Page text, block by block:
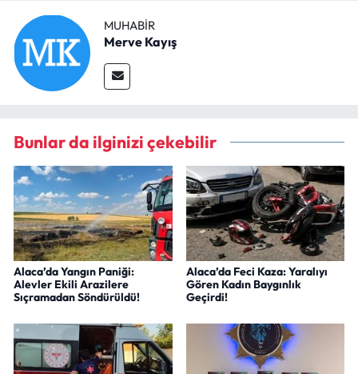
MUHABIR
Merve Kayış
Bunlar da ilginizi çekebilir
Alaca’da Yangın Paniği:
Alevler Ekili Arazilere
Sıçramadan Söndürüldü!
Alaca’da Feci Kaza: Yaralıyı
Gören Kadın Baygınlık
Geçirdi!